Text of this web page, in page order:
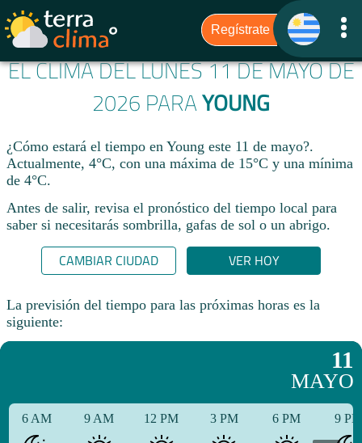
EL CLIMA DEL LUNES 11 DE MAYO DE
2026 PARAYOUNG
¿Cómo estará el tiempo en Young este 11 de mayo?.
Actualmente, 4°C, con una máxima de 15°C y una mínima
de 4°C.
Antes de salir, revisa el pronóstico del tiempo local para
saber si necesitarás sombrilla, gafas de sol o un abrigo.
CAMBIAR CIUDAD VER HOY
La previsión del tiempo para las próximas horas es la
siguiente:
11
MAYO
6 AM 9 AM 12 PM 3 PM 6 PM 9